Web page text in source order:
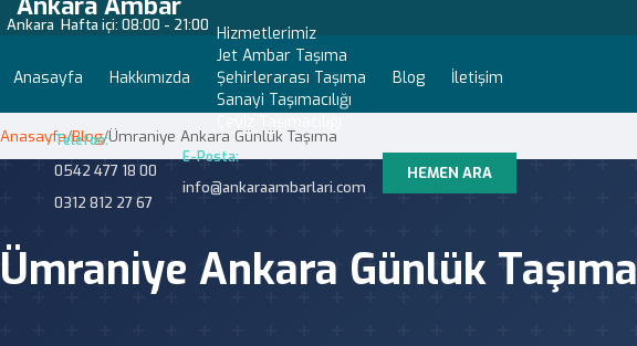
Ankara Hafta içi: 08:00 - 21:00
Anasayfa Hakkımızda
Hizmetlerimiz
Jet Ambar Taşıma
Şehirlerarası Taşıma
Sanayi Taşımacılığı
Blog İletişim
Telefon:
0542 477 18 00
0312 812 27 67
E-Posta:
info@ankaraambarlari.com
HEMEN ARA
Anasayfa/Blog/Ümraniye Ankara Günlük Taşıma
Ümraniye Ankara Günlük Taşıma